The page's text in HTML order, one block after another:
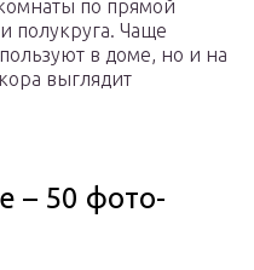
по прямой
полукруга. Чаще
в доме, но и на
выглядит
– 50 фото-